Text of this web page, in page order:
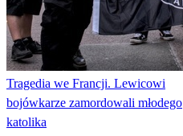
Tragedia we Francji. Lewicowi
bojówkarze zamordowali młodego
katolika